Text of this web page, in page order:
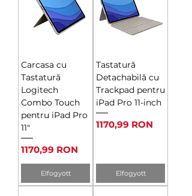
Carcasa cu
Tastatură
Logitech
Combo Touch
pentru iPad Pro
11"
Ár
1170,99 RON
Elfogyott
Tastatură
Detachabilă cu
Trackpad pentru
iPad Pro 11-inch
Ár
1170,99 RON
Elfogyott